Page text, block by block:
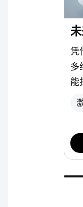
凭
多
能